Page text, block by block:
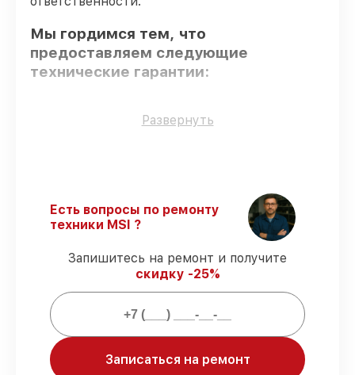
Мы гордимся тем, что
предоставляем следующие
технические гарантии:
Оригинальные детали– гарантируем
–
соблюдаем сроки сервиса материнской
платы G43TM-E51 v1.1, согласованные с
Подтвержденная гарантия–
предоставляем официальное
гарантийное сопровождение после
Мы гарантируем:
Развернуть
Есть вопросы по ремонту
техники MSI ?
Запишитесь на ремонт и получите
скидку -25%
Записаться на ремонт